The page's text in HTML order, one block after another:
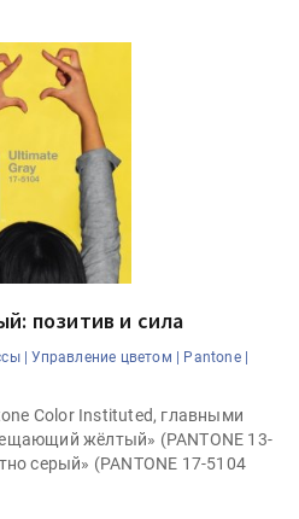
позитив и сила
| Управление цветом |
Pantone |
Color Instituted, главными
жёлтый» (PANTONE 13-
серый» (PANTONE 17-5104